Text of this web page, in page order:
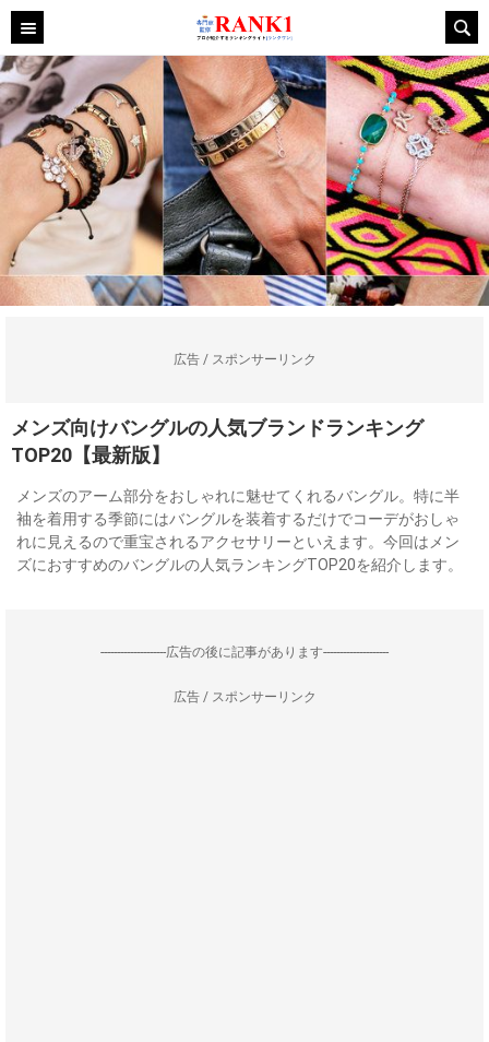
広告 / スポンサーリンク
メンズ向けバングルの人気ブランドランキング
TOP20【最新版】
メンズのアーム部分をおしゃれに魅せてくれるバングル。特に半
袖を着用する季節にはバングルを装着するだけでコーデがおしゃ
れに見えるので重宝されるアクセサリーといえます。今回はメン
ズにおすすめのバングルの人気ランキングTOP20を紹介します。
--------------------広告の後に記事があります--------------------
広告 / スポンサーリンク